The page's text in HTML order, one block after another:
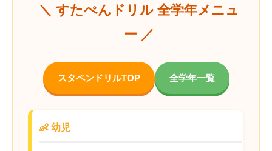
＼ すたぺんドリル 全学年メニュ
ー ／
スタペンドリルTOP 全学年一覧
👶 幼児